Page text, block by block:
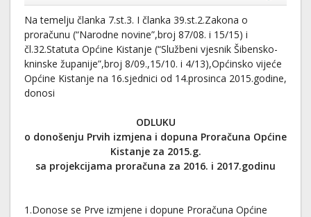
Na temelju članka 7.st.3. I članka 39.st.2.Zakona o
proračunu (“Narodne novine”,broj 87/08. i 15/15) i
čl.32.Statuta Općine Kistanje (“Službeni vjesnik Šibensko-
kninske županije”,broj 8/09.,15/10. i 4/13),Općinsko vijeće
Općine Kistanje na 16.sjednici od 14.prosinca 2015.godine,
donosi
ODLUKU
o donošenju Prvih izmjena i dopuna Proračuna Općine
Kistanje za 2015.g.
sa projekcijama proračuna za 2016. i 2017.godinu
1.Donose se Prve izmjene i dopune Proračuna Općine